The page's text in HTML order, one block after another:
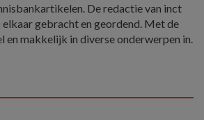
De redactie van inct
gebracht en geordend. Met de
en makkelijk in diverse onderwerpen in.